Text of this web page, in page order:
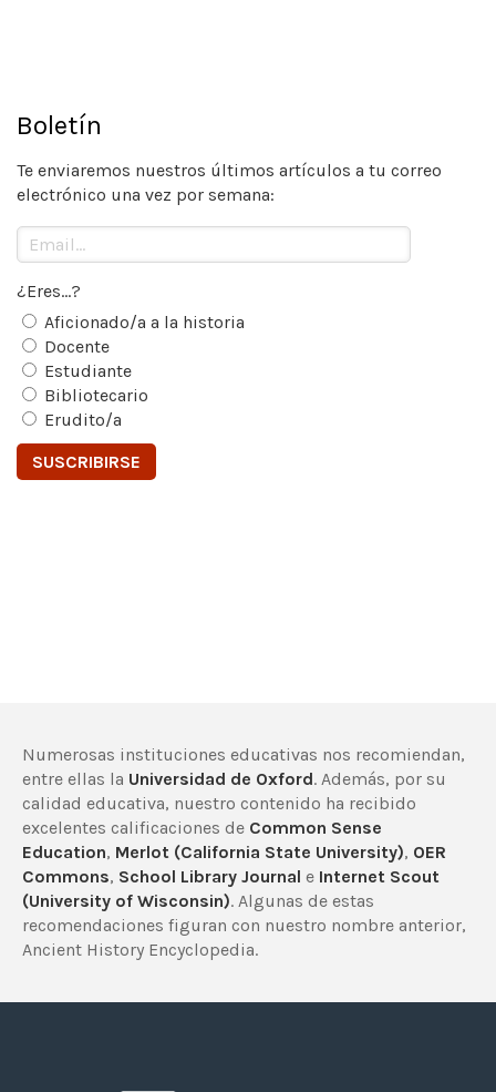
Boletín
Te enviaremos nuestros últimos artículos a tu correo
electrónico una vez por semana:
¿Eres...?
Aficionado/a a la historia
Docente
Estudiante
Bibliotecario
Erudito/a
Numerosas instituciones educativas nos recomiendan,
entre ellas la Universidad de Oxford. Además, por su
calidad educativa, nuestro contenido ha recibido
excelentes calificaciones de Common Sense
Education, Merlot (California State University), OER
Commons, School Library Journal e Internet Scout
(University of Wisconsin). Algunas de estas
recomendaciones figuran con nuestro nombre anterior,
Ancient History Encyclopedia.